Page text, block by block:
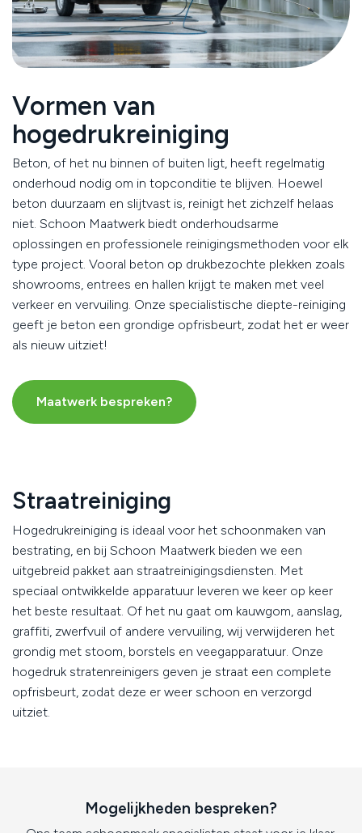
Vormen van
hogedrukreiniging
Beton, of het nu binnen of buiten ligt, heeft regelmatig
onderhoud nodig om in topconditie te blijven. Hoewel
beton duurzaam en slijtvast is, reinigt het zichzelf helaas
niet. Schoon Maatwerk biedt onderhoudsarme
oplossingen en professionele reinigingsmethoden voor elk
type project. Vooral beton op drukbezochte plekken zoals
showrooms, entrees en hallen krijgt te maken met veel
verkeer en vervuiling. Onze specialistische diepte-reiniging
geeft je beton een grondige opfrisbeurt, zodat het er weer
als nieuw uitziet!
Maatwerk bespreken?
Straatreiniging
Hogedrukreiniging is ideaal voor het schoonmaken van
bestrating, en bij Schoon Maatwerk bieden we een
uitgebreid pakket aan straatreinigingsdiensten. Met
speciaal ontwikkelde apparatuur leveren we keer op keer
het beste resultaat. Of het nu gaat om kauwgom, aanslag,
graffiti, zwerfvuil of andere vervuiling, wij verwijderen het
grondig met stoom, borstels en veegapparatuur. Onze
hogedruk stratenreinigers geven je straat een complete
opfrisbeurt, zodat deze er weer schoon en verzorgd
uitziet.
Mogelijkheden bespreken?